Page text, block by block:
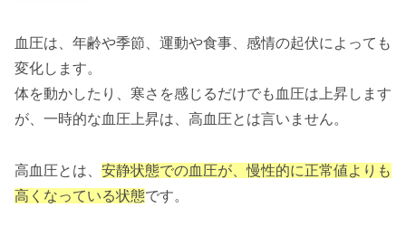
血圧は、年齢や季節、運動や食事、感情の起伏によっても
変化します。
体を動かしたり、寒さを感じるだけでも血圧は上昇します
が、一時的な血圧上昇は、高血圧とは言いません。
高血圧とは、 安静状態での血圧が、慢性的に正常値よりも
高くなっている状態です。